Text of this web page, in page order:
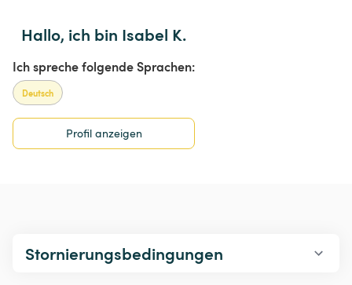
Hallo, ich bin Isabel K.
Ich spreche folgende Sprachen:
Deutsch
Profil anzeigen
Stornierungsbedingungen